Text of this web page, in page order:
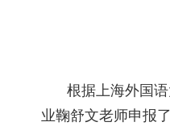
根据上海外国
业鞠舒文老师申报